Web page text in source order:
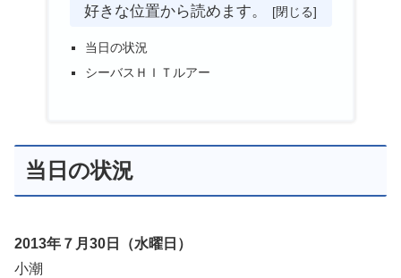
好きな位置から読めます。
当日の状況
シーバスＨＩＴルアー
当日の状況
2013年７月30日（水曜日）
小潮